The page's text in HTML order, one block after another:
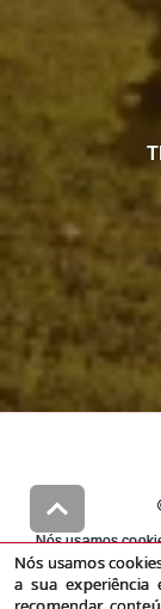
Nós usamos
a sua
recomendar
Nós usamos
a sua experiência